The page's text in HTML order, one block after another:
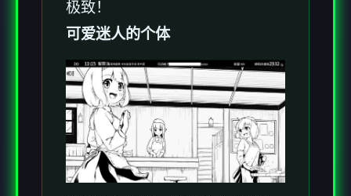
极致！
可爱迷人的个体